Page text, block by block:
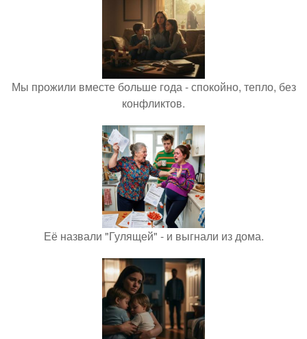
Мы прожили вместе больше года - спокойно, тепло, без
конфликтов.
Её назвали "Гулящей" - и выгнали из дома.